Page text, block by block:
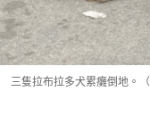
三隻拉布拉多犬累癱倒地。（